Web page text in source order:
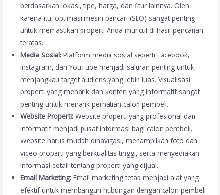
berdasarkan lokasi, tipe, harga, dan fitur lainnya. Oleh
karena itu, optimasi mesin pencari (SEO) sangat penting
untuk memastikan properti Anda muncul di hasil pencarian
teratas.
Media Sosial: Platform media sosial seperti Facebook,
Instagram, dan YouTube menjadi saluran penting untuk
menjangkau target audiens yang lebih luas. Visualisasi
properti yang menarik dan konten yang informatif sangat
penting untuk menarik perhatian calon pembeli.
Website Properti: Website properti yang profesional dan
informatif menjadi pusat informasi bagi calon pembeli.
Website harus mudah dinavigasi, menampilkan foto dan
video properti yang berkualitas tinggi, serta menyediakan
informasi detail tentang properti yang dijual.
Email Marketing: Email marketing tetap menjadi alat yang
efektif untuk membangun hubungan dengan calon pembeli